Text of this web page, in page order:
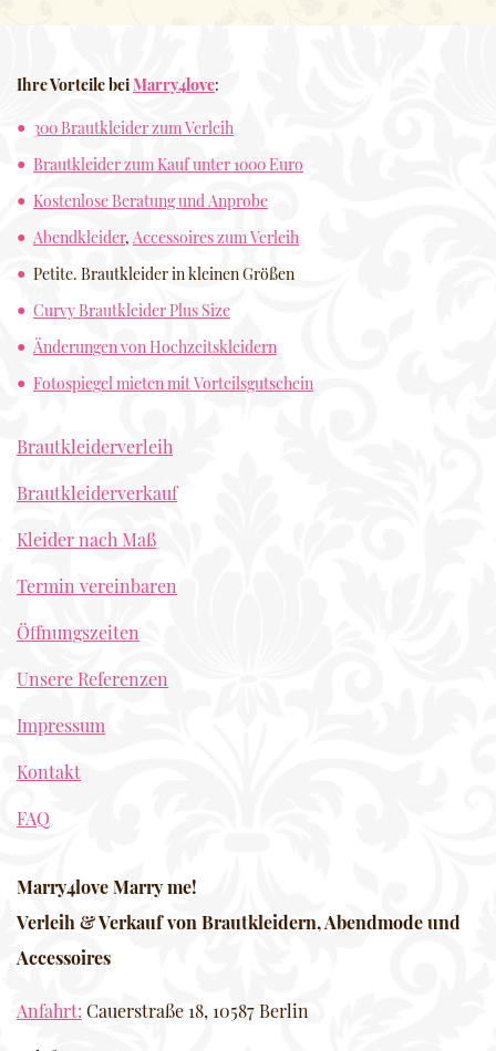
Ihre Vorteile beiMarry4love:
300 Brautkleider zum Verleih
Brautkleider zum Kauf unter 1000 Euro
Kostenlose Beratung und Anprobe
Abendkleider, Accessoires zum Verleih
Petite. Brautkleider in kleinen Größen
Curvy Brautkleider Plus Size
Änderungen von Hochzeitskleidern
Fotospiegel mieten mit Vorteilsgutschein
Brautkleiderverleih
Brautkleiderverkauf
Kleider nach Maß
Termin vereinbaren
Öffnungszeiten
Unsere Referenzen
Impressum
Kontakt
FAQ
Marry4love Marry me!
Verleih & Verkauf von Brautkleidern, Abendmode und
Accessoires
Anfahrt: Cauerstraße 18, 10587 Berlin